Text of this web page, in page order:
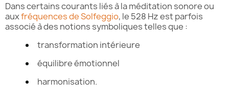
Dans certains courants liés à la méditation sonore ou
auxfréquences de Solfeggio, le 528 Hz est parfois
associé à des notions symboliques telles que :
transformation intérieure
équilibre émotionnel
harmonisation.